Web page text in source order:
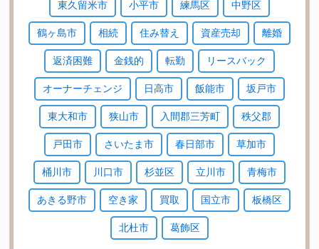
東久留米市 小平市 練馬区 中野区
鶴ヶ島市 相続 住み替え 資産売却 離婚
返済困難 金銭的 転勤 リースバック
オーナーチェンジ 日高市 飯能市 坂戸市
東大和市 狭山市 入間郡三芳町 秩父郡
戸田市 さいたま市 春日部市 草加市
桶川市 川口市 杉並区 立川市 青梅市
あきる野市 空き家 買取 国立市 板橋区
北杜市 葛飾区